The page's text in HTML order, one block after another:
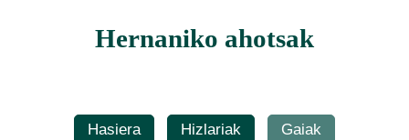
Hernaniko ahotsak
Hasiera Hizlariak Gaiak